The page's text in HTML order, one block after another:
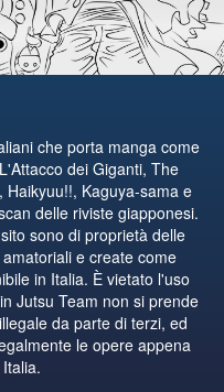
che porta manga come
dei Giganti, The
Haikyuu!!, Kaguya-sama e
delle riviste giapponesi.
sono di proprietà delle
e create come
in Italia. È vietato l'uso
Jutsu Team non si prende
da parte di terzi, ed
le opere appena